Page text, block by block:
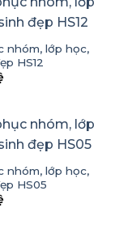
nhóm, lớp học,
HS12
nhóm, lớp học,
HS05